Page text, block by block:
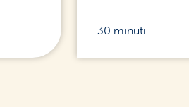
30 minuti